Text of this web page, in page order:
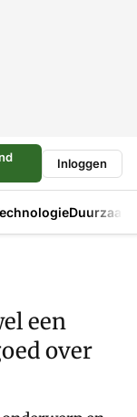
Inloggen
een
over